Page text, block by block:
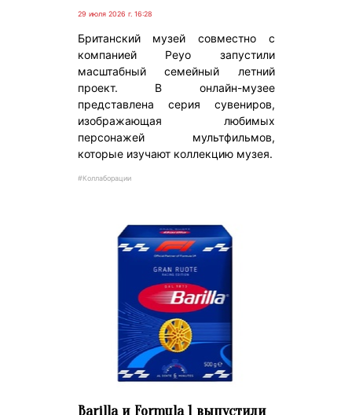
29 июля 2026 г. 16:28
Британский музей совместно с
компанией Peyo запустили
масштабный семейный летний
проект. В онлайн-музее
представлена серия сувениров,
изображающая любимых
персонажей мультфильмов,
которые изучают коллекцию музея.
#Коллаборации
Barilla и Formula 1 выпустили